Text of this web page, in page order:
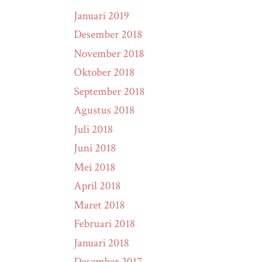
Januari 2019
Desember 2018
November 2018
Oktober 2018
September 2018
Agustus 2018
Juli 2018
Juni 2018
Mei 2018
April 2018
Maret 2018
Februari 2018
Januari 2018